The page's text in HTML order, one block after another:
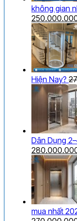
không gian
Giá
gốc
là:
Hiện Nay?
Dân Dụng
Giá
gốc
là:
mua nhất